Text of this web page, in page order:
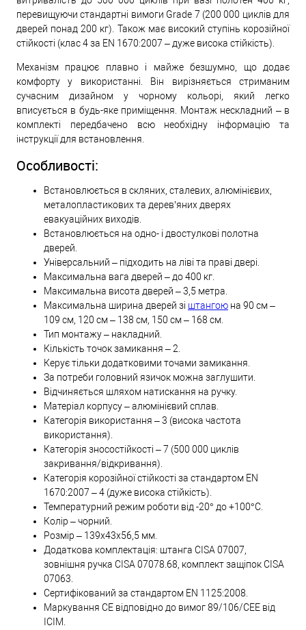
перевищуючи стандартні вимоги Grade 7 (200 000 циклів для
дверей понад 200 кг). Також має високий ступінь корозійної
стійкості (клас 4 за EN 1670:2007 – дуже висока стійкість).
Механізм працює плавно і майже безшумно, що додає
комфорту у використанні. Він вирізняється стриманим
сучасним дизайном у чорному кольорі, який легко
вписується в будь-яке приміщення. Монтаж нескладний – в
комплекті передбачено всю необхідну інформацію та
інструкції для встановлення.
Особливості:
Встановлюється в скляних, сталевих, алюмінієвих,
металопластикових та дерев’яних дверях
евакуаційних виходів.
Встановлюється на одно- і двостулкові полотна
дверей.
Універсальний – підходить на ліві та праві двері.
Максимальна вага дверей – до 400 кг.
Максимальна висота дверей – 3,5 метра.
Максимальна ширина дверей зі штангою на 90 см –
109 см, 120 см – 138 см, 150 см – 168 см.
Тип монтажу – накладний.
Кількість точок замикання – 2.
Керує тільки додатковими точами замикання.
За потреби головний язичок можна заглушити.
Відчиняється шляхом натискання на ручку.
Матеріал корпусу – алюмінієвий сплав.
Категорія використання – 3 (висока частота
використання).
Категорія зносостійкості – 7 (500 000 циклів
закривання/відкривання).
Категорія корозійної стійкості за стандартом EN
1670:2007 – 4 (дуже висока стійкість).
Температурний режим роботи від -20° до +100°С.
Колір – чорний.
Розмір – 139х43х56,5 мм.
Додаткова комплектація: штанга CISA 07007,
зовнішня ручка CISA 07078.68, комплект защіпок CISA
07063.
Сертифікований за стандартом EN 1125:2008.
Маркування CE відповідно до вимог 89/106/CEE від
ICIM.